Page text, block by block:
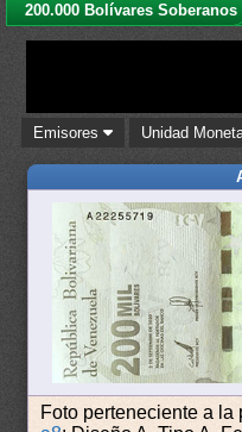
200.000 Bolívares Soberanos
Emisores Unidad
Foto perteneciente a la